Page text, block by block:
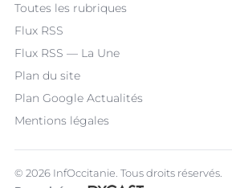
Toutes les rubriques
Flux RSS
Flux RSS — La Une
Plan du site
Plan Google Actualités
Mentions légales
© 2026 InfOccitanie. Tous droits réservés.